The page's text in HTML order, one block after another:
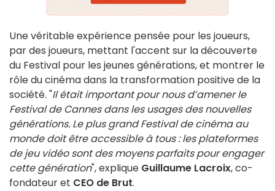
Une véritable expérience pensée pour les joueurs,
par des joueurs, mettant l'accent sur la découverte
du Festival pour les jeunes générations, et montrer le
rôle du cinéma dans la transformation positive de la
société. "Il était important pour nous d’amener le
Festival de Cannes dans les usages des nouvelles
générations. Le plus grand Festival de cinéma au
monde doit être accessible à tous : les plateformes
de jeu vidéo sont des moyens parfaits pour engager
cette génération", explique Guillaume Lacroix, co-
fondateur et CEO de Brut.